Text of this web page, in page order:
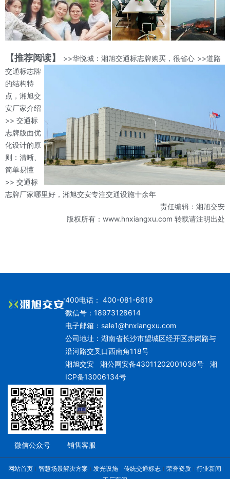
【推荐阅读】 >>华悦城：湘旭交通标志牌购买，很省心 >>道路
交通标志牌
的结构特
点，湘旭交
安厂家介绍
>> 交通标
志牌版面优
化设计的原
则：清晰、
简单易懂
>> 交通标
志牌厂家哪里好，湘旭交安专注交通设施十余年
责任编辑：湘旭交安
版权所有：www.hnxiangxu.com 转载请注明出处
400电话： 400-081-6619
微信号：18973128614
电子邮箱： sale1@hnxiangxu.com
公司地址：湖南省长沙市望城区经开区赤岗路与
沿河路交叉口西南角118号
湘旭交安湘公网安备43011202001036号
湘
ICP备13006134号
微信公众号 销售客服
网站首页 智慧场景解决方案 发光设施 传统交通标志 荣誉资质
行业新闻